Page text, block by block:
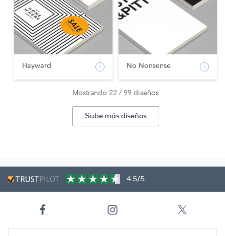
Hayward No Nonsense
Mostrando 22 / 99 diseños
Sube más diseños
4.5/5